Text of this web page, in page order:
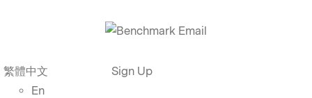
繁體中文
En
Sign Up